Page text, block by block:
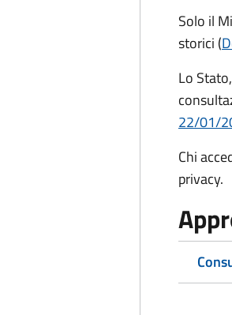
Solo il
storici (
Lo
22/01/
Chi
privacy.